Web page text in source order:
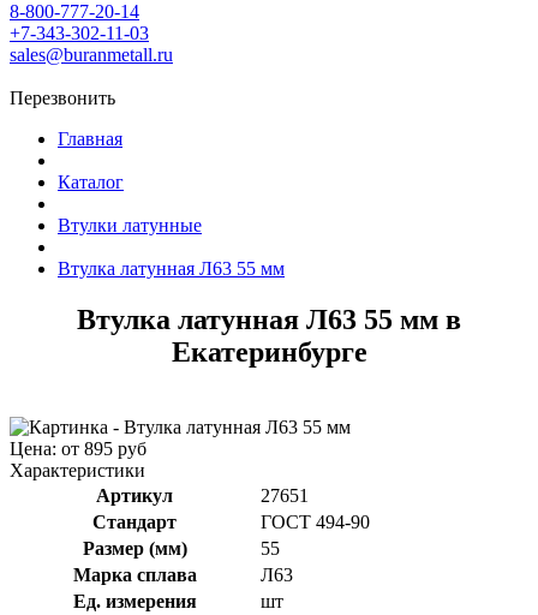
8-800-777-20-14
+7-343-302-11-03
sales@buranmetall.ru
Перезвонить
Главная
Каталог
Втулки латунные
Втулка латунная Л63 55 мм
Втулка латунная Л63 55 мм в
Екатеринбурге
Цена: от 895 руб
Характеристики
Артикул
27651
Стандарт
ГОСТ 494-90
Размер (мм)
55
Марка сплава
Л63
Ед. измерения
шт